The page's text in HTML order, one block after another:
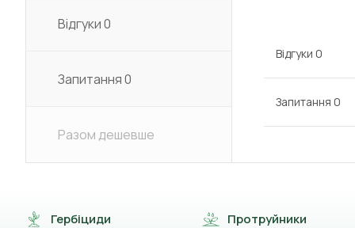
Відгуки0
Запитання0
Разом дешевше
Відгуки 0
Запитання 0
Гербіциди Протруйники